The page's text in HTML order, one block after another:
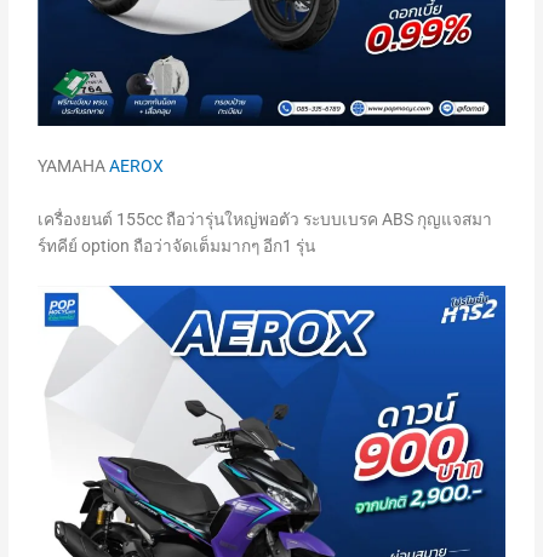
YAMAHAAEROX
เครื่องยนต์ 155cc ถือว่ารุ่นใหญ่พอตัว ระบบเบรค ABS กุญแจสมา
ร์ทคีย์ option ถือว่าจัดเต็มมากๆ อีก1 รุ่น